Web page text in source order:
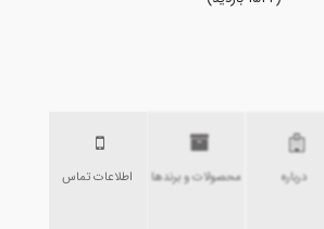
درباره محصولات و برندها اطلاعات تماس